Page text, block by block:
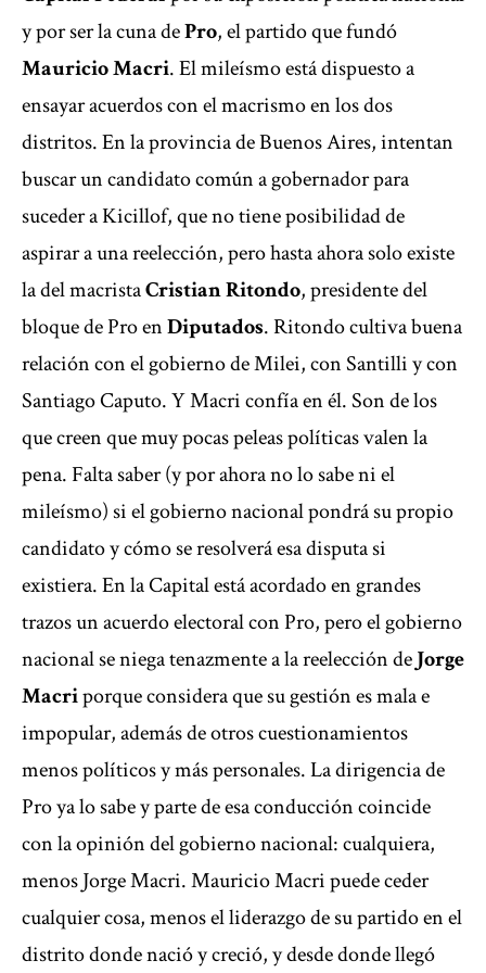
y por ser la cuna dePro, el partido que fundó
Mauricio Macri. El mileísmo está dispuesto a
ensayar acuerdos con el macrismo en los dos
distritos. En la provincia de Buenos Aires, intentan
buscar un candidato común a gobernador para
suceder a Kicillof, que no tiene posibilidad de
aspirar a una reelección, pero hasta ahora solo existe
la del macristaCristian Ritondo, presidente del
bloque de Pro enDiputados. Ritondo cultiva buena
relación con el gobierno de Milei, con Santilli y con
Santiago Caputo. Y Macri confía en él. Son de los
que creen que muy pocas peleas políticas valen la
pena. Falta saber (y por ahora no lo sabe ni el
mileísmo) si el gobierno nacional pondrá su propio
candidato y cómo se resolverá esa disputa si
existiera. En la Capital está acordado en grandes
trazos un acuerdo electoral con Pro, pero el gobierno
nacional se niega tenazmente a la reelección deJorge
Macriporque considera que su gestión es mala e
impopular, además de otros cuestionamientos
menos políticos y más personales. La dirigencia de
Pro ya lo sabe y parte de esa conducción coincide
con la opinión del gobierno nacional: cualquiera,
menos Jorge Macri. Mauricio Macri puede ceder
cualquier cosa, menos el liderazgo de su partido en el
distrito donde nació y creció, y desde donde llegó